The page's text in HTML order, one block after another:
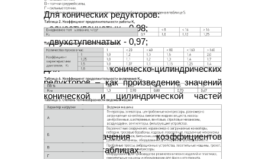
Для конических редукторов:
- одноступенчатых - 0,98;
- двухступенчатых - 0,97;
Для коническо-цилиндрических
редукторов – как произведение значений
конической и цилиндрической частей
редуктора.
2.2.4. Значения коэффициентов
приводятся в таблицах.